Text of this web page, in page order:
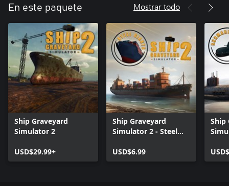
En este paquete Mostrar todo
Ship Graveyard
Simulator 2
USD$29.99+
Ship Graveyard
Simulator 2 - Steel
USD$6.99
Ship